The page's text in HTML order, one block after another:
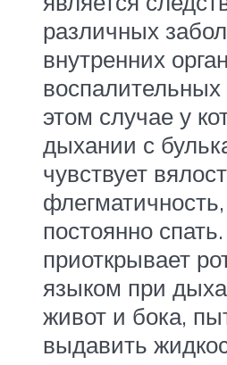
различных
внутренних
этом случае у
дыхании с
чувствует
постоянно
приоткрывает
языком при
живот и бока,
выдавить